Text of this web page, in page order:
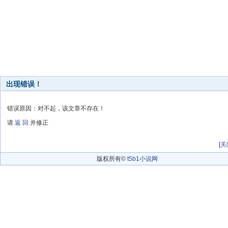
出现错误！
错误原因：对不起，该文章不存在！
请 返 回 并修正
[关
版权所有© t5b1小说网